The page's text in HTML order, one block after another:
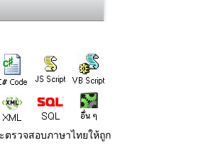
ตรวจสอบภาษาไทยให้ถูก